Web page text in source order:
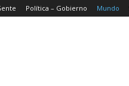
Política – Gobierno Mundo